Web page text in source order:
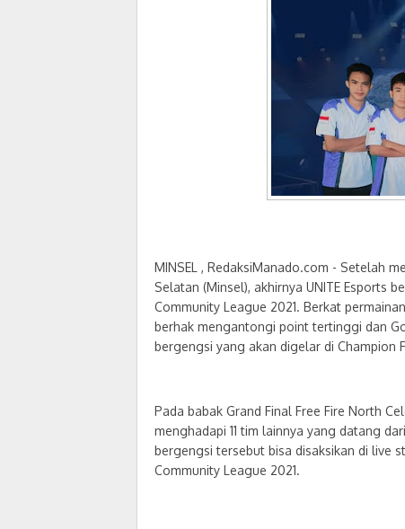
MINSEL , RedaksiManado.com - Setelah
Selatan (Minsel), akhirnya UNITE Esports
Community League 2021. Berkat
berhak mengantongi point tertinggi dan
bergengsi yang akan digelar di
Pada babak Grand Final Free Fire North
menghadapi 11 tim lainnya yang datang
bergengsi tersebut bisa disaksikan di live
Community League 2021.